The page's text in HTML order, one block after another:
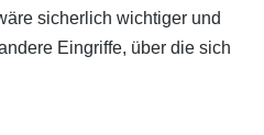
sicherlich wichtiger und
Eingriffe, über die sich